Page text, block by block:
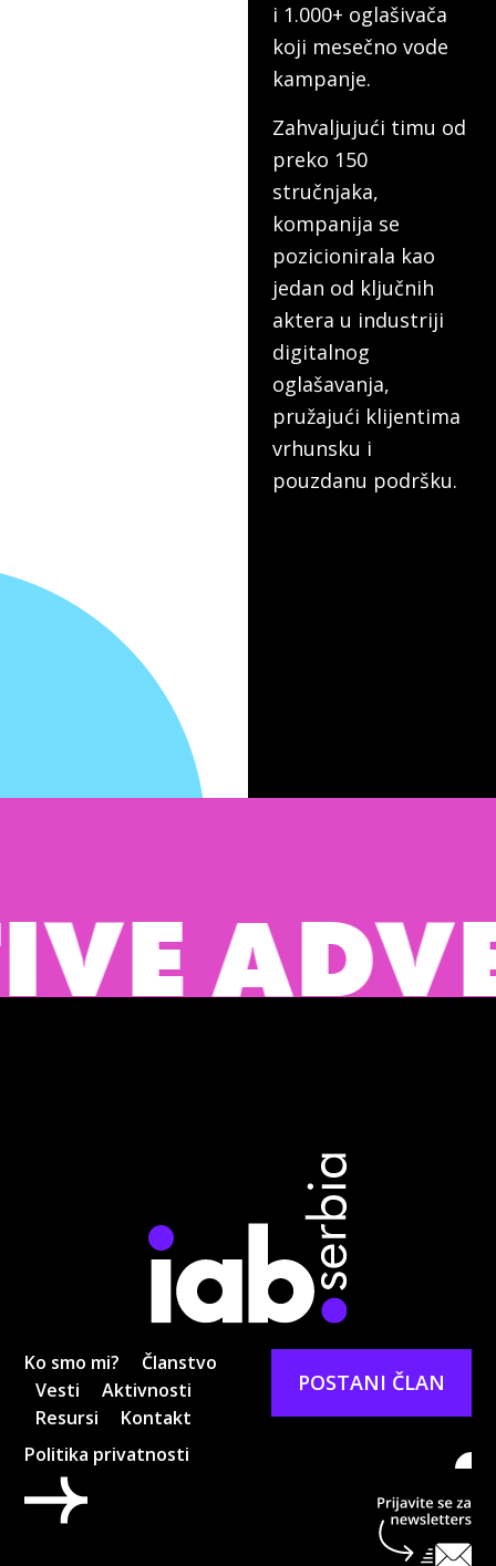
i 1.000+ oglašivača
koji mesečno vode
kampanje.
Zahvaljujući timu od
preko 150
stručnjaka,
kompanija se
pozicionirala kao
jedan od ključnih
aktera u industriji
digitalnog
oglašavanja,
pružajući klijentima
vrhunsku i
pouzdanu podršku.
Ko smo mi?
Članstvo
Vesti
Aktivnosti
Resursi
Kontakt
Politika privatnosti
POSTANI ČLAN